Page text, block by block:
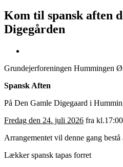
Kom til spansk aften
Digegården
Image
Grundejerforeningen Hummingen
Spansk Aften
På Den Gamle Digegaard i
Fredag den 24. juli 2026 fra
Arrangementet vil denne gang bestå
Lækker spansk tapas forret